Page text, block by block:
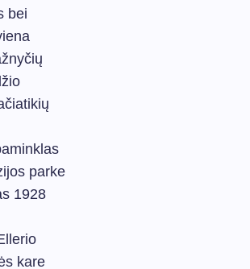
bei
parke
1928
kare